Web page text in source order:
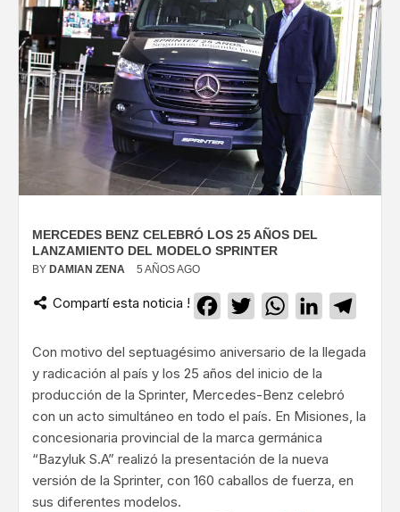
MERCEDES BENZ CELEBRÓ LOS 25 AÑOS DEL
LANZAMIENTO DEL MODELO SPRINTER
BY DAMIAN ZENA 5 AÑOS AGO
Compartí esta noticia ! Facebook
TwitterWhatsApp
LinkedIn
Con motivo del septuagésimo aniversario de la llegada
y radicación al país y los 25 años del inicio de la
producción de la Sprinter, Mercedes-Benz celebró
con un acto simultáneo en todo el país. En Misiones, la
concesionaria provincial de la marca germánica
“Bazyluk S.A” realizó la presentación de la nueva
versión de la Sprinter, con 160 caballos de fuerza, en
sus diferentes modelos.